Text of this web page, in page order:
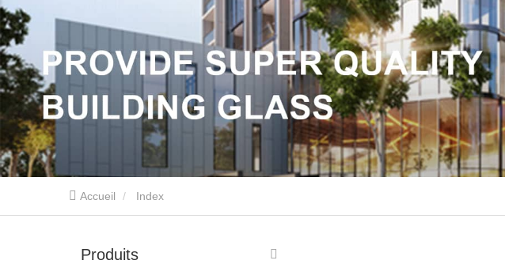
Accueil Index
Produits